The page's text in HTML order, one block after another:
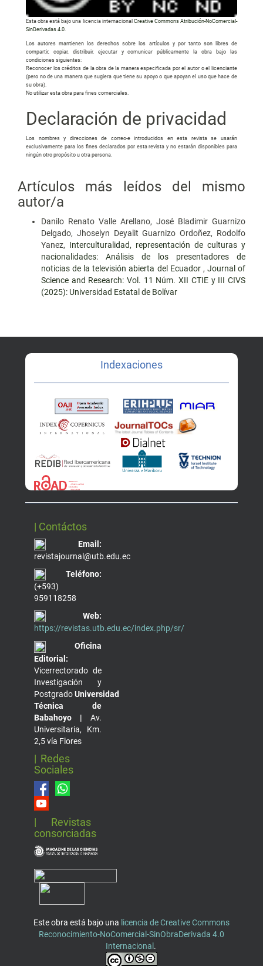
Esta obra está bajo una licencia internacionalCreative Commons Atribución-NoComercial-
SinDerivadas 4.0
Los autores mantienen los derechos sobre los artículos y por tanto son libres de
compartir, copiar, distribuir, ejecutar y comunicar públicamente la obra bajo las
condiciones siguientes:
Reconocer los créditos de la obra de la manera especificada por el autor o el licenciante
(pero no de una manera que sugiera que tiene su apoyo o que apoyan el uso que hace de
su obra).
No utilizar esta obra para fines comerciales.
Declaración de privacidad
Los nombres y direcciones de correo-e introducidos en esta revista se usarán
exclusivamente para los fines declarados por esta revista y no estarán disponibles para
ningún otro propósito u otra persona.
Artículos más leídos del mismo
autor/a
Danilo Renato Valle Arellano, José Bladimir Guarnizo
Delgado, Jhoselyn Deyalit Guarnizo Ordoñez, Rodolfo
Yanez, Interculturalidad, representación de culturas y
nacionalidades: Análisis de los presentadores de
noticias de la televisión abierta del Ecuador , Journal of
Science and Research: Vol. 11 Núm. XII CTIE y III CIVS
(2025): Universidad Estatal de Bolívar
Indexaciones
| Contáctos
Email:
revistajournal@utb.edu.ec
Teléfono:
(+593)
959118258
Web:
https://revistas.utb.edu.ec/index.php/sr/
Oficina
Editorial:
Vicerrectorado de
Investigación y
PostgradoUniversidad
Técnica de
Babahoyo | Av.
Universitaria, Km.
2,5 vía Flores
| Redes
Sociales
| Revistas
consorciadas
Este obra está bajo una licencia de Creative Commons
Reconocimiento-NoComercial-SinObraDerivada 4.0
Internacional .